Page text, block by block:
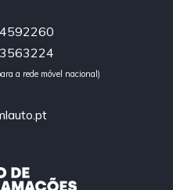
a rede móvel nacional)